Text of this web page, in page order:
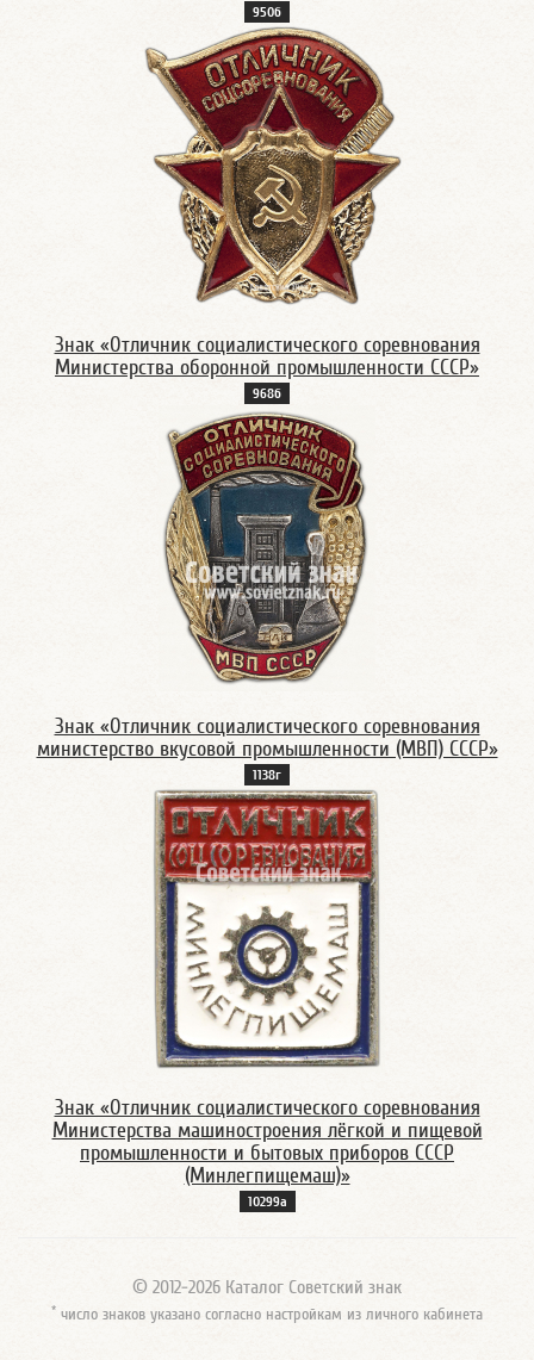
950б
Знак «Отличник социалистического соревнования
Министерства оборонной промышленности СССР»
968б
Знак «Отличник социалистического соревнования
министерство вкусовой промышленности (МВП) СССР»
1138г
Знак «Отличник социалистического соревнования
Министерства машиностроения лёгкой и пищевой
промышленности и бытовых приборов СССР
(Минлегпищемаш)»
10299а
© 2012-2026 Каталог Советский знак
* число знаков указано согласно настройкам из личного кабинета